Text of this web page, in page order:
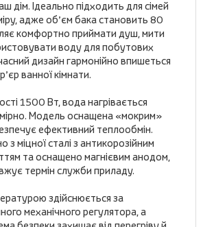
дім. Ідеально підходить для сімей
адже об’єм бака становить 80
комфортно приймати душ, мити
воду для побутових
дизайн гармонійно впишеться
ванної кімнати.
1500 Вт, вода нагрівається
Модель оснащена «мокрим»
ефективний теплообмін.
з міцної сталі з антикорозійним
та оснащено магнієвим анодом,
термін служби приладу.
здійснюється за
механічного регулятора, а